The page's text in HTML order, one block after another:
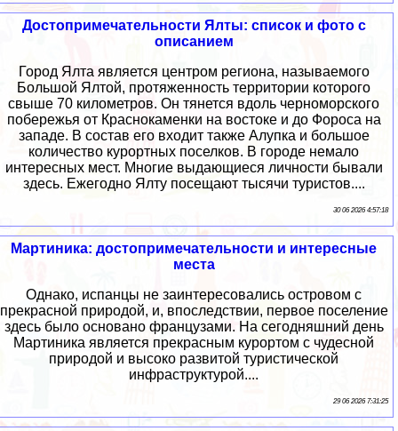
Достопримечательности Ялты: список и фото с
описанием
Город Ялта является центром региона, называемого
Большой Ялтой, протяженность территории которого
свыше 70 километров. Он тянется вдоль черноморского
побережья от Краснокаменки на востоке и до Фороса на
западе. В состав его входит также Алупка и большое
количество курортных поселков. В городе немало
интересных мест. Многие выдающиеся личности бывали
здесь. Ежегодно Ялту посещают тысячи туристов....
30 06 2026 4:57:18
Мартиника: достопримечательности и интересные
места
Однако, испанцы не заинтересовались островом с
прекрасной природой, и, впоследствии, первое поселение
здесь было основано французами. На сегодняшний день
Мартиника является прекрасным курортом с чудесной
природой и высоко развитой туристической
инфраструктурой....
29 06 2026 7:31:25